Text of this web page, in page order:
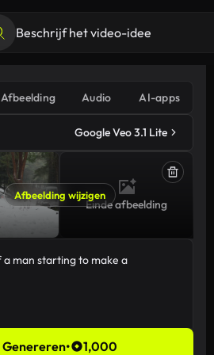
Afbeelding Audio AI-apps
Google Veo 3.1 Lite
Afbeelding wijzigen
Einde afbeelding
Genereren• 1,000